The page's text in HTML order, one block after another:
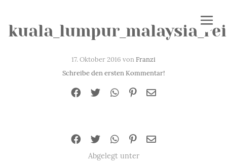
17. Oktober 2016 vonFranzi
Schreibe den ersten Kommentar!
Abgelegt unter